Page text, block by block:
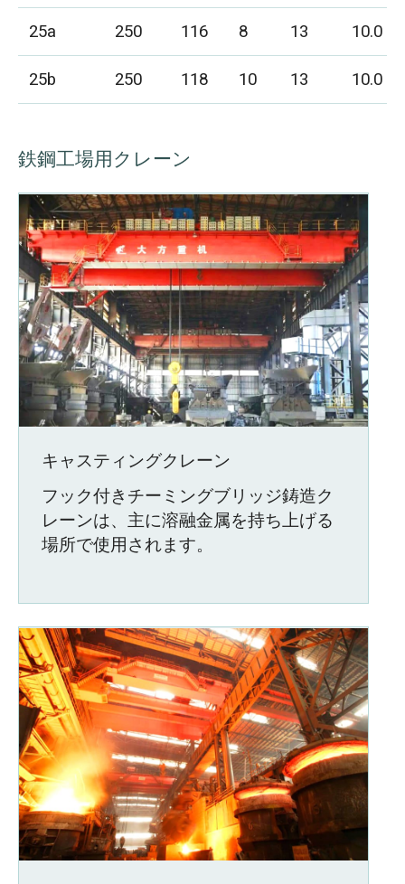
25a
250 116 8 13
10.0
25b
250 118 10 13 10.0
鉄鋼工場用クレーン
キャスティングクレーン
フック付きチーミングブリッジ鋳造ク
レーンは、主に溶融金属を持ち上げる
場所で使用されます。